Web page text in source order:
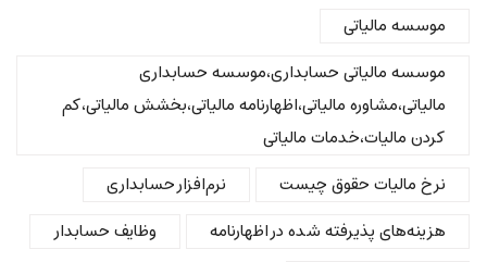
موسسه مالیاتی
موسسه مالیاتی حسابداری،موسسه حسابداری
مالیاتی،مشاوره مالیاتی،اظهارنامه مالیاتی،بخشش مالیاتی،کم
کردن مالیات،خدمات مالیاتی
نرخ مالیات حقوق چیست
نرم‌افزار حسابداری
هزینه‌های پذیرفته شده در اظهارنامه
وظایف حسابدار